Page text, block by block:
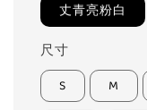
丈青亮粉白
尺寸
S M